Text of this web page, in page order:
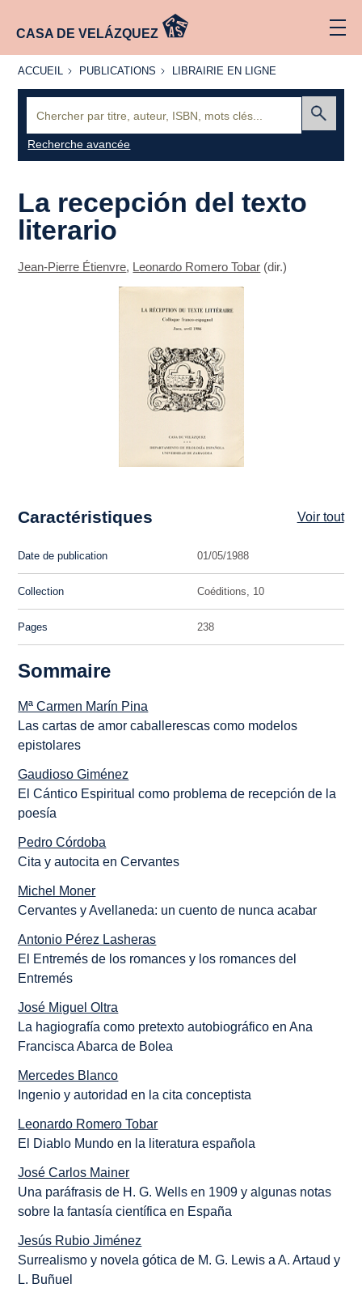
CASA DE VELÁZQUEZ
ACCUEIL
ACCUEIL PUBLICATIONS
PUBLICATIONS
LIBRAIRIE
LIBRAIRIE EN LIGNE
Recherche avancée
La recepción del texto
literario
Jean-Pierre Étienvre, Leonardo Romero Tobar (dir.)
Caractéristiques Voir tout
Date de publication 01/05/1988
Collection Coéditions, 10
Pages 238
Sommaire
Mª Carmen Marín Pina
Las cartas de amor caballerescas como modelos
epistolares
Gaudioso Giménez
El Cántico Espiritual como problema de recepción de la
poesía
Pedro Córdoba
Cita y autocita en Cervantes
Michel Moner
Cervantes y Avellaneda: un cuento de nunca acabar
Antonio Pérez Lasheras
El Entremés de los romances y los romances del
Entremés
José Miguel Oltra
La hagiografía como pretexto autobiográfico en Ana
Francisca Abarca de Bolea
Mercedes Blanco
Ingenio y autoridad en la cita conceptista
Leonardo Romero Tobar
El Diablo Mundo en la literatura española
José Carlos Mainer
Una paráfrasis de H. G. Wells en 1909 y algunas notas
sobre la fantasía científica en España
Jesús Rubio Jiménez
Surrealismo y novela gótica de M. G. Lewis a A. Artaud y
L. Buñuel